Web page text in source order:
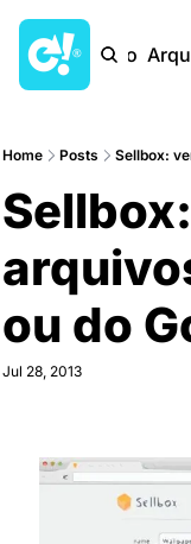
Início
Home Posts Sellbox:
ou do
Jul 28, 2013